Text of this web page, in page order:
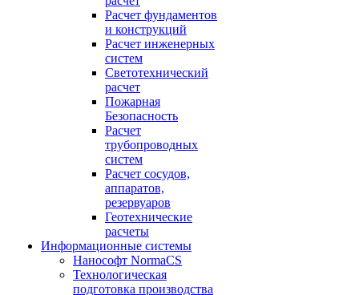
Расчет фундаментов
и конструкций
Расчет инженерных
систем
Светотехнический
расчет
Пожарная
Безопасность
Расчет
трубопроводных
систем
Расчет сосудов,
аппаратов,
резервуаров
Геотехнические
расчеты
Информационные системы
Нанософт NormaCS
Технологическая
подготовка производства